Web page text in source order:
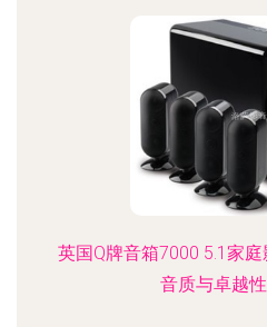
英国Q牌音箱7000 5.1家
音质与卓越